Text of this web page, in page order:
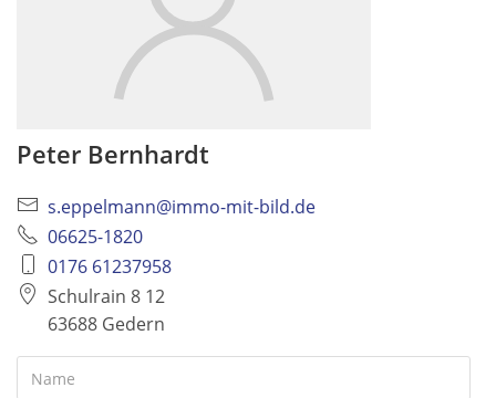
Peter Bernhardt
s.eppelmann@immo-mit-bild.de
06625-1820
0176 61237958
Schulrain 8 12
63688 Gedern